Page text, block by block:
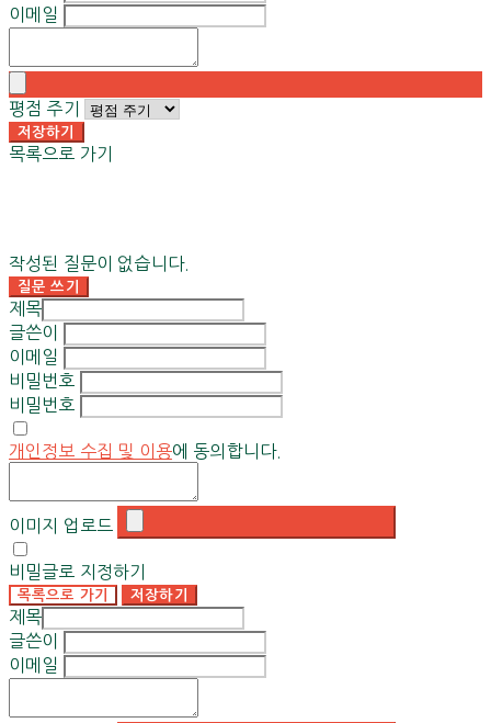
이메일
평점 주기
저장하기
목록으로 가기
작성된 질문이 없습니다.
질문 쓰기
제목
글쓴이
이메일
비밀번호
비밀번호
개인정보 수집 및 이용에 동의합니다.
이미지 업로드
비밀글로 지정하기
목록으로 가기 저장하기
제목
글쓴이
이메일